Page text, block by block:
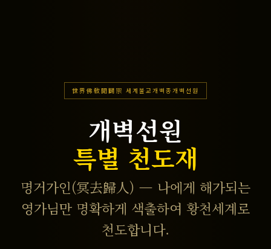
世界佛敎開闢宗 세계불교개벽종개벽선원
개벽선원
특별 천도재
명거가인(冥去歸人) — 나에게 해가되는
영가님만 명확하게 색출하여 황천세계로
천도합니다.